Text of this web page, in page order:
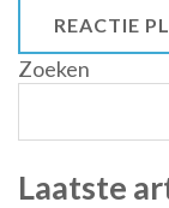
Zoeken
Laatste